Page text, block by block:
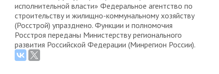
исполнительной власти» Федеральное агентство по
строительству и жилищно-коммунальному хозяйству
(Росстрой) упразднено. Функции и полномочия
Росстроя переданы Министерству регионального
развития Российской Федерации (Минрегион России).